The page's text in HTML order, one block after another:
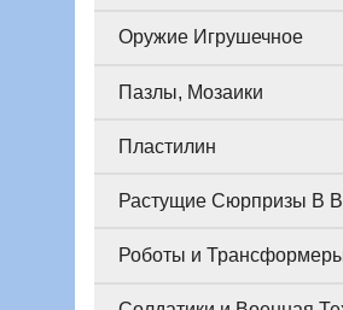
Оружие Игрушечное
Пазлы, Мозаики
Пластилин
Растущие Сюрпризы В
Роботы и